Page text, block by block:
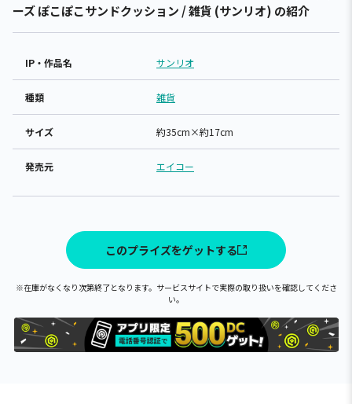
ーズ ぽこぽこサンドクッション / 雑貨 (サンリオ) の紹介
IP・作品名 サンリオ
種類 雑貨
サイズ 約35cm×約17cm
発売元 エイコー
このプライズをゲットする
※在庫がなくなり次第終了となります。サービスサイトで実際の取り扱いを確認してくださ
い。